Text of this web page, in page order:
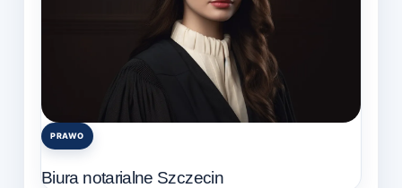
Posted
PRAWO
Biura notarialne Szczecin